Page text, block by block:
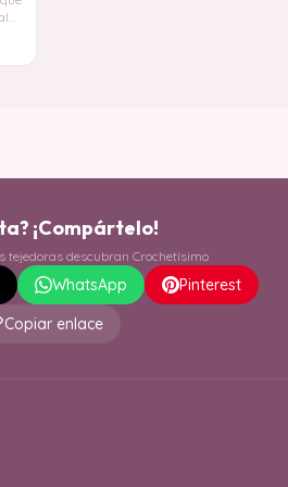
¡Compártelo!
tejedoras descubran Crochetísimo
WhatsApp
Pinterest
Copiar enlace